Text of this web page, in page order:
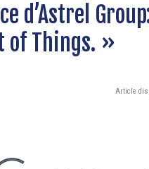
d’Astrel
of Things. »
Article